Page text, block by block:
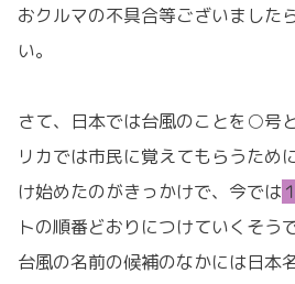
おクルマの不具合等ございました
い。
さて、日本では台風のことを○号
リカでは市民に覚えてもらうため
け始めたのがきっかけで、今では
トの順番どおりにつけていくそう
台風の名前の候補のなかには日本